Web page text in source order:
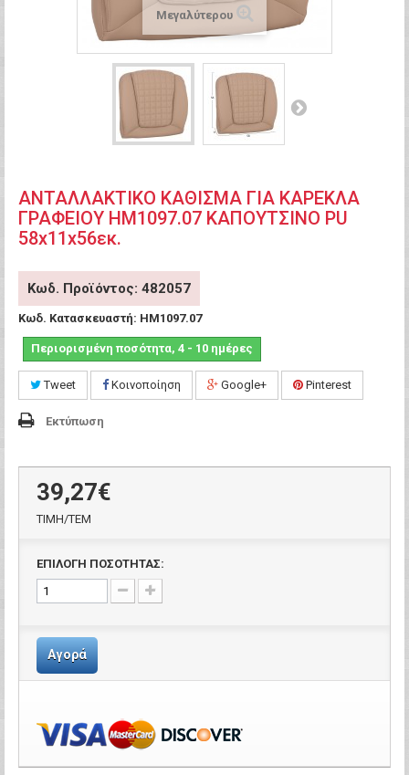
Μεγαλύτερου
ΑΝΤΑΛΛΑΚΤΙΚO ΚΑΘΙΣΜΑ ΓΙΑ ΚΑΡΕΚΛΑ
ΓΡΑΦΕΙΟΥ HM1097.07 ΚΑΠΟΥΤΣΙΝΟ PU
58x11x56εκ.
Κωδ. Προϊόντος: 482057
Κωδ. Κατασκευαστή: HM1097.07
Περιορισμένη ποσότητα, 4 - 10 ημέρες
Tweet Κοινοποίηση Google+ Pinterest
Εκτύπωση
39,27€
ΤΙΜH/ΤΕΜ
ΕΠΙΛΟΓΗ ΠΟΣΟΤΗΤΑΣ:
Αγορά